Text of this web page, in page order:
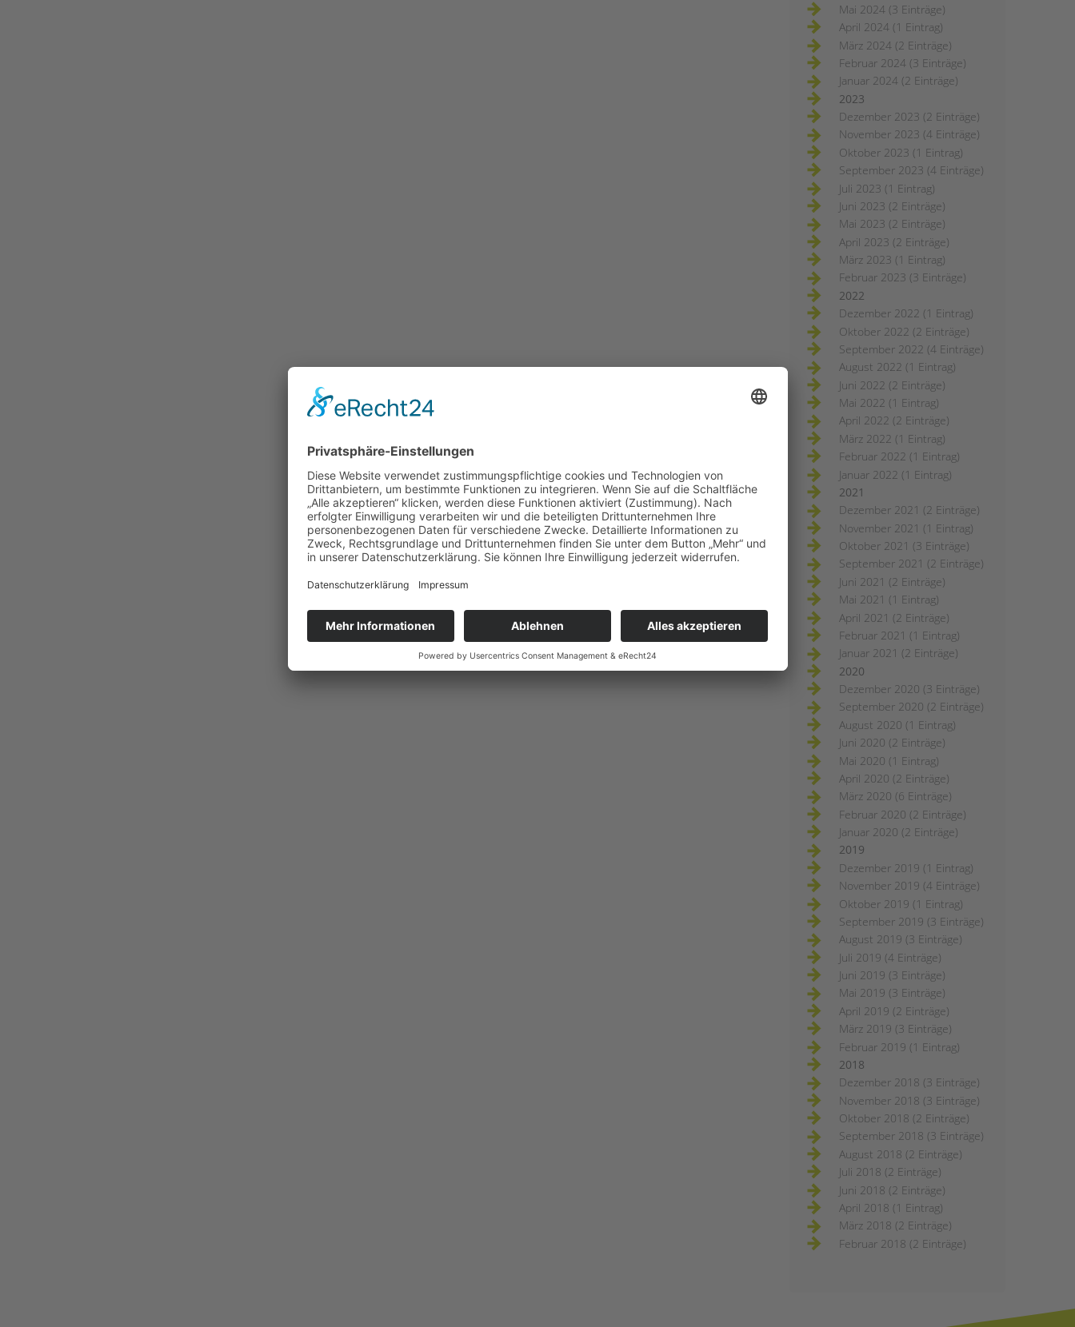
Mai 2024 (3 Einträge)
April 2024 (1 Eintrag)
März 2024 (2 Einträge)
Februar 2024 (3 Einträge)
Januar 2024 (2 Einträge)
2023
Dezember 2023 (2 Einträge)
November 2023 (4 Einträge)
Oktober 2023 (1 Eintrag)
September 2023 (4 Einträge)
Juli 2023 (1 Eintrag)
Juni 2023 (2 Einträge)
Mai 2023 (2 Einträge)
April 2023 (2 Einträge)
März 2023 (1 Eintrag)
Februar 2023 (3 Einträge)
2022
Dezember 2022 (1 Eintrag)
Oktober 2022 (2 Einträge)
September 2022 (4 Einträge)
August 2022 (1 Eintrag)
Juni 2022 (2 Einträge)
Mai 2022 (1 Eintrag)
April 2022 (2 Einträge)
März 2022 (1 Eintrag)
Februar 2022 (1 Eintrag)
Januar 2022 (1 Eintrag)
2021
Dezember 2021 (2 Einträge)
November 2021 (1 Eintrag)
Oktober 2021 (3 Einträge)
September 2021 (2 Einträge)
Juni 2021 (2 Einträge)
Mai 2021 (1 Eintrag)
April 2021 (2 Einträge)
Februar 2021 (1 Eintrag)
Januar 2021 (2 Einträge)
2020
Dezember 2020 (3 Einträge)
September 2020 (2 Einträge)
August 2020 (1 Eintrag)
Juni 2020 (2 Einträge)
Mai 2020 (1 Eintrag)
April 2020 (2 Einträge)
März 2020 (6 Einträge)
Februar 2020 (2 Einträge)
Januar 2020 (2 Einträge)
2019
Dezember 2019 (1 Eintrag)
November 2019 (4 Einträge)
Oktober 2019 (1 Eintrag)
September 2019 (3 Einträge)
August 2019 (3 Einträge)
Juli 2019 (4 Einträge)
Juni 2019 (3 Einträge)
Mai 2019 (3 Einträge)
April 2019 (2 Einträge)
März 2019 (3 Einträge)
Februar 2019 (1 Eintrag)
2018
Dezember 2018 (3 Einträge)
November 2018 (3 Einträge)
Oktober 2018 (2 Einträge)
September 2018 (3 Einträge)
August 2018 (2 Einträge)
Juli 2018 (2 Einträge)
Juni 2018 (2 Einträge)
April 2018 (1 Eintrag)
März 2018 (2 Einträge)
Februar 2018 (2 Einträge)